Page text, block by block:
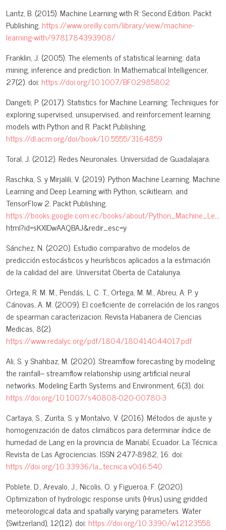
Lantz, B. (2015). Machine Learning with R: Second Edition. Packt
Publishing. https://www.oreilly.com/library/view/machine-
learning-with/9781784393908/
Franklin, J. (2005). The elements of statistical learning: data
mining, inference and prediction. In Mathematical Intelligencer,
27(2). doi: https://doi.org/10.1007/BF02985802
Dangeti, P. (2017). Statistics for Machine Learning: Techniques for
exploring supervised, unsupervised, and reinforcement learning
models with Python and R. Packt Publishing.
https://dl.acm.org/doi/book/10.5555/3164859
Toral, J. (2012). Redes Neuronales. Universidad de Guadalajara.
Raschka, S. y Mirjalili, V. (2019). Python Machine Learning. Machine
Learning and Deep Learning with Python, scikitlearn, and
TensorFlow 2. Packt Publishing.
https://books.google.com.ec/books/about/Python_Machine_Learning
html?id=sKXIDwAAQBAJ&redir_esc=y
Sánchez, N. (2020). Estudio comparativo de modelos de
predicción estocásticos y heurísticos aplicados a la estimación
de la calidad del aire. Universitat Oberta de Catalunya.
Ortega, R. M. M., Pendás, L. C. T., Ortega, M. M., Abreu, A. P. y
Cánovas, A. M. (2009). El coeficiente de correlación de los rangos
de spearman caracterizacion. Revista Habanera de Ciencias
Medicas, 8(2).
https://www.redalyc.org/pdf/1804/180414044017.pdf
Ali, S. y Shahbaz, M. (2020). Streamflow forecasting by modeling
the rainfall– streamflow relationship using artificial neural
networks. Modeling Earth Systems and Environment, 6(3). doi:
https://doi.org/10.1007/s40808-020-00780-3
Cartaya, S., Zurita, S. y Montalvo, V. (2016). Métodos de ajuste y
homogenización de datos climáticos para determinar índice de
humedad de Lang en la provincia de Manabí, Ecuador. La Técnica:
Revista de Las Agrociencias. ISSN 2477-8982, 16. doi:
https://doi.org/10.33936/la_tecnica.v0i16.540
Poblete, D., Arevalo, J., Nicolis, O. y Figueroa, F. (2020).
Optimization of hydrologic response units (Hrus) using gridded
meteorological data and spatially varying parameters. Water
(Switzerland), 12(12). doi: https://doi.org/10.3390/w12123558